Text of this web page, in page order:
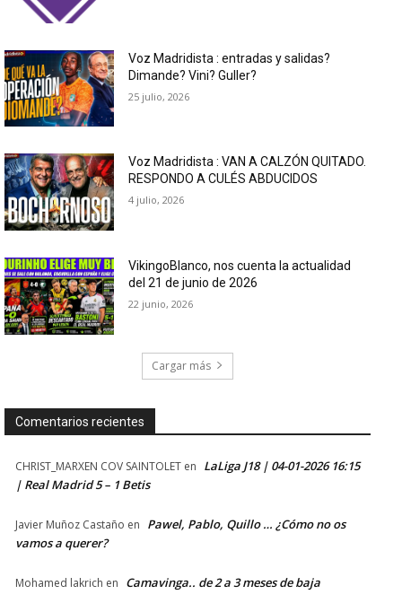
Voz Madridista : entradas y salidas?
Dimande? Vini? Guller?
25 julio, 2026
Voz Madridista : VAN A CALZÓN QUITADO.
RESPONDO A CULÉS ABDUCIDOS
4 julio, 2026
VikingoBlanco, nos cuenta la actualidad
del 21 de junio de 2026
22 junio, 2026
Cargar más
Comentarios recientes
CHRIST_MARXEN COV SAINTOLET en LaLiga J18 | 04-01-2026 16:15
| Real Madrid 5 – 1 Betis
Javier Muñoz Castaño en Pawel, Pablo, Quillo … ¿Cómo no os
vamos a querer?
Mohamed lakrich en Camavinga.. de 2 a 3 meses de baja